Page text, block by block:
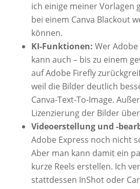
ich einige meiner Vorlagen
bei einem Canva Blackout
können.
KI-Funktionen: Wer
kann auch – bis zu einem
auf Adobe Firefly
weil die Bilder deutlich
Canva-Text-To-Image.
Lizenzierung der Bilder
Videoerstellung und -
Adobe Express noch nicht
Aber man kann damit ein
kurze Reels erstellen. Ich
stattdessen InShot oder